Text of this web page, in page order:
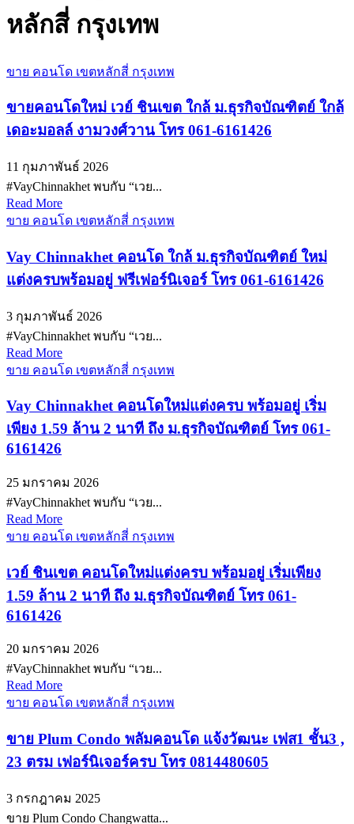
หลักสี่ กรุงเทพ
ขาย คอนโด เขตหลักสี่ กรุงเทพ
ขายคอนโดใหม่ เวย์ ชินเขต ใกล้ ม.ธุรกิจบัณฑิตย์ ใกล้
เดอะมอลล์ งามวงศ์วาน โทร 061-6161426
11 กุมภาพันธ์ 2026
#VayChinnakhet พบกับ “เวย...
Read More
ขาย คอนโด เขตหลักสี่ กรุงเทพ
Vay Chinnakhet คอนโด ใกล้ ม.ธุรกิจบัณฑิตย์ ใหม่
แต่งครบพร้อมอยู่ ฟรีเฟอร์นิเจอร์ โทร 061-6161426
3 กุมภาพันธ์ 2026
#VayChinnakhet พบกับ “เวย...
Read More
ขาย คอนโด เขตหลักสี่ กรุงเทพ
Vay Chinnakhet คอนโดใหม่แต่งครบ พร้อมอยู่ เริ่ม
เพียง 1.59 ล้าน 2 นาที ถึง ม.ธุรกิจบัณฑิตย์ โทร 061-
6161426
25 มกราคม 2026
#VayChinnakhet พบกับ “เวย...
Read More
ขาย คอนโด เขตหลักสี่ กรุงเทพ
เวย์ ชินเขต คอนโดใหม่แต่งครบ พร้อมอยู่ เริ่มเพียง
1.59 ล้าน 2 นาที ถึง ม.ธุรกิจบัณฑิตย์ โทร 061-
6161426
20 มกราคม 2026
#VayChinnakhet พบกับ “เวย...
Read More
ขาย คอนโด เขตหลักสี่ กรุงเทพ
ขาย Plum Condo พลัมคอนโด แจ้งวัฒนะ เฟส1 ชั้น3 ,
23 ตรม เฟอร์นิเจอร์ครบ โทร 0814480605
3 กรกฎาคม 2025
ขาย Plum Condo Changwatta...